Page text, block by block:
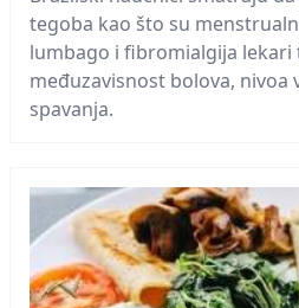
tegoba kao što su
lumbago i fibromialgija
međuzavisnost bolova, nivoa
spavanja.